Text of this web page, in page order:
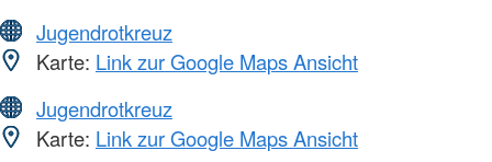
Jugendrotkreuz
Karte: Link zur Google Maps Ansicht
Jugendrotkreuz
Karte: Link zur Google Maps Ansicht